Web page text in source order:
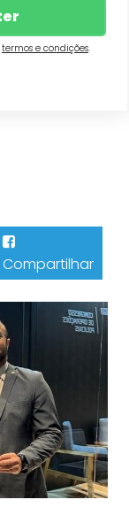
termos e condições.
Compartilhar